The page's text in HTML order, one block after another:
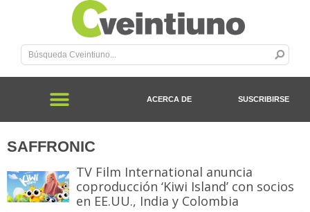
ACERCA DE SUSCRIBIRSE
SAFFRONIC
TV Film International anuncia
coproducción ‘Kiwi Island’ con socios
en EE.UU., India y Colombia